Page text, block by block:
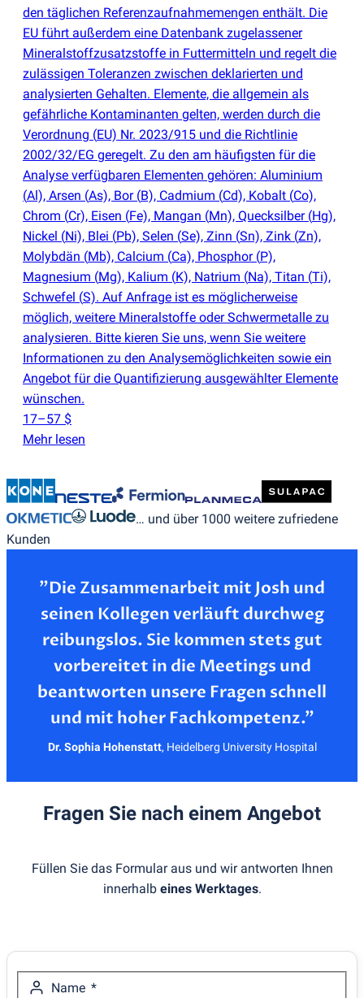
den täglichen Referenzaufnahmemengen enthält. Die
EU führt außerdem eine Datenbank zugelassener
Mineralstoffzusatzstoffe in Futtermitteln und regelt die
zulässigen Toleranzen zwischen deklarierten und
analysierten Gehalten. Elemente, die allgemein als
gefährliche Kontaminanten gelten, werden durch die
Verordnung (EU) Nr. 2023/915 und die Richtlinie
2002/32/EG geregelt. Zu den am häufigsten für die
Analyse verfügbaren Elementen gehören: Aluminium
(Al), Arsen (As), Bor (B), Cadmium (Cd), Kobalt (Co),
Chrom (Cr), Eisen (Fe), Mangan (Mn), Quecksilber (Hg),
Nickel (Ni), Blei (Pb), Selen (Se), Zinn (Sn), Zink (Zn),
Molybdän (Mb), Calcium (Ca), Phosphor (P),
Magnesium (Mg), Kalium (K), Natrium (Na), Titan (Ti),
Schwefel (S). Auf Anfrage ist es möglicherweise
möglich, weitere Mineralstoffe oder Schwermetalle zu
analysieren. Bitte kieren Sie uns, wenn Sie weitere
Informationen zu den Analysemöglichkeiten sowie ein
Angebot für die Quantifizierung ausgewählter Elemente
wünschen.
17–57 $
Mehr lesen
… und über 1000 weitere zufriedene
Kunden
”Die Zusammenarbeit mit Josh und
seinen Kollegen verläuft durchweg
reibungslos. Sie kommen stets gut
vorbereitet in die Meetings und
beantworten unsere Fragen schnell
Dr. Sophia Hohenstatt, Heidelberg University Hospital
Fragen Sie nach einem Angebot
Füllen Sie das Formular aus und wir antworten Ihnen
innerhalb eines Werktages.
Name